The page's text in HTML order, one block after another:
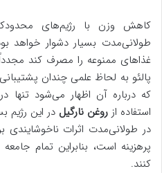
کاهش وزن با رژیم‌های
طولانی‌مدت بسیار دشوار خواهد
غذاهای ممنوعه را مصرف کند
پالئو به لحاظ علمی چندان
که درباره آن اظهار می‌شود
استفاده از روغن نارگیل در این رژیم
در طولانی‌مدت اثرات ناخوشایندی
پرهزینه است، بنابراین تمام
کنند.